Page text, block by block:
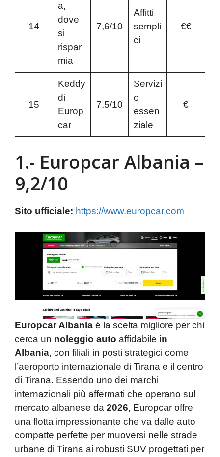
14
a,
dove
si
rispar
mia
7,6/10
Affitti
sempli
ci
€€
15
Keddy
di
Europ
car
7,5/10
Servizi
o
essen
ziale
€
1.- Europcar Albania –
9,2/10
Sito ufficiale: https://www.europcar.com
Europcar Albania è la scelta migliore per chi
cerca un noleggio auto affidabile in
Albania, con filiali in posti strategici come
l’aeroporto internazionale di Tirana e il centro
di Tirana. Essendo uno dei marchi
internazionali più affermati che operano sul
mercato albanese da 2026, Europcar offre
una flotta impressionante che va dalle auto
compatte perfette per muoversi nelle strade
urbane di Tirana ai robusti SUV progettati per